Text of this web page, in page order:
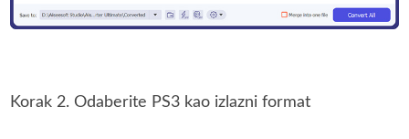
Korak 2. Odaberite PS3 kao izlazni format